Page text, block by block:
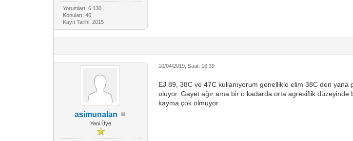
Yorumları: 6,130
Konuları: 46
Kayıt Tarihi: 2015
asimunalan
Yeni Üye
10/04/2019, Saat: 16:39
EJ 89, 38C ve 47C kullanıyorum genellikle elim 38C den
oluyor. Gayet ağır ama bir o kadarda orta agresiflik düzeyinde
kayma çok olmuyor.